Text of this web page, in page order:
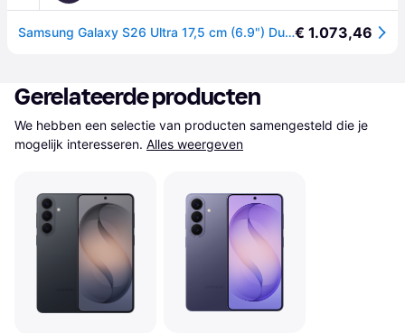
Samsung Galaxy S26 Ultra 17,5 cm (6.9") Dual SIM SM-S948BZWDEUB€ 1.073,46
Gerelateerde producten
We hebben een selectie van producten samengesteld die je
mogelijk interesseren. Alles weergeven